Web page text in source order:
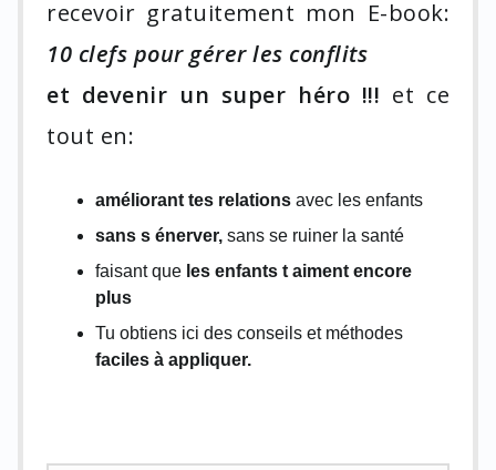
recevoir gratuitement mon E-book:
10 clefs pour gérer les conflits
et devenir un super héro !!! et ce
tout en:
améliorant tes relations avec les enfants
sans s énerver, sans se ruiner la santé
faisant que les enfants t aiment encore
plus
Tu obtiens ici des conseils et méthodes
faciles à appliquer.